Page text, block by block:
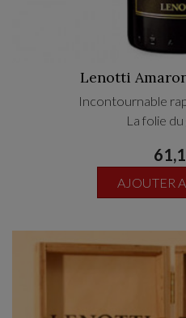
Lenotti
Incontournable
La folie
AJOUTER